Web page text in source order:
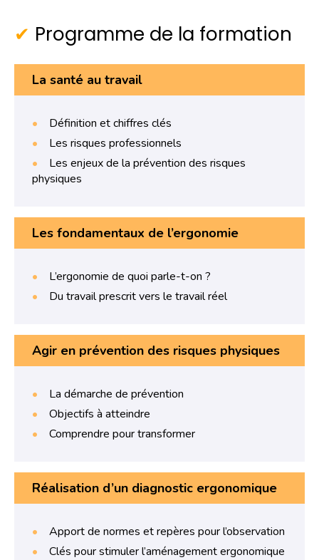
Programme de la formation
La santé au travail
Définition et chiffres clés
Les risques professionnels
Les enjeux de la prévention des risques
physiques
Les fondamentaux de l’ergonomie
L’ergonomie de quoi parle-t-on ?
Du travail prescrit vers le travail réel
Agir en prévention des risques physiques
La démarche de prévention
Objectifs à atteindre
Comprendre pour transformer
Réalisation d’un diagnostic ergonomique
Apport de normes et repères pour l’observation
Clés pour stimuler l’aménagement ergonomique